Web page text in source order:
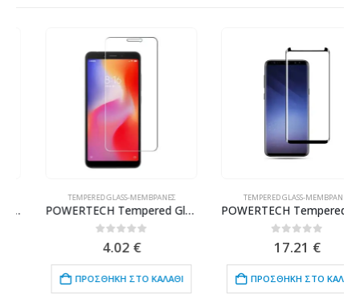
TEMPERED GLASS-ΜΕΜΒΡΆΝΕΣ
POWERTECH Tempered Glass 9H(0.33MM), για Xiaomi Redmi 6/6A
out of 5
4.02€
ΠΡΟΣΘΉΚΗ ΣΤΟ ΚΑΛΆΘΙ
TEMPERED GLASS-ΜΕΜΒΡΆΝΕΣ
POWERTECH Tempered Glass 3D TGC-0076 Samsung S8 Plus, Full glue, μαύρο
out of 5
17.21€
ΠΡΟΣΘΉΚΗ ΣΤΟ ΚΑΛΆΘΙ